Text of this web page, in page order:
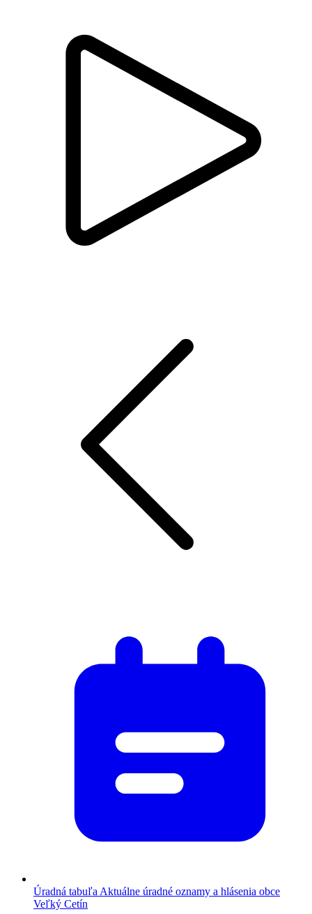
Úradná tabuľa Aktuálne úradné oznamy a hlásenia obce
Veľký Cetín